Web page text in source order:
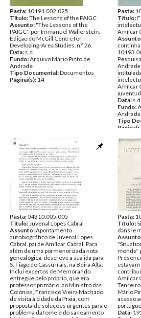
Pasta: 10191.002.025
Título:The Lessons of the PAIGC
Assunto:"The Lessons of the
PAIGC", por Immanuel Wallerstein.
Edição do McGill Centre for
Developing-Area Studies, n.º 26.
Data: s.d.
Fundo:Arquivo Mário Pinto de
Andrade
Tipo Documental:Documentos
Página(s): 14
Pasta:
Título:
Amílcar
Amílcar
Data: s.d.
Fundo:
Andrade
Tipo
Pasta:04310.005.005
Título:Juvenal Lopes Cabral
Assunto:Apontamento
autobiográfico de Juvenal Lopes
Cabral, pai de Amílcar Cabral. Para
além de uma pormenorizada nota
genealógica, descreve a sua ida para
S. Tiago de Cassurrãis, na Beira Alta.
Inclui excertos de Memorando
entregue pelo próprio, que era
professor primário, ao Ministro das
Colónias, Francisco Vieira Machado,
de visita à cidade da Praia, com
proposta de soluções urgentes para o
problema da fome e do saneamento
Pasta:
Título:
dans le
monde"
Amílcar
Mário
acesso
Data: